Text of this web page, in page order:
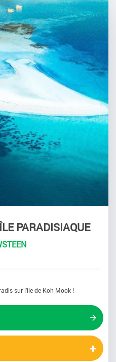
PARADISIAQUE
sur l'île de Koh Mook !